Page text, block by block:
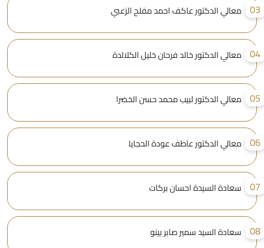
معالي الدكتور عاكف احمد مفلح الزعبي
معالي الدكتور خالد فرحان خليل الكلالدة
معالي الدكتور لبيب محمد حسن الخضرا
معالي الدكتور عاطف عودة الحجايا
سعادة السيدة احسان بركات
سعادة السيد سمير صابر بينو